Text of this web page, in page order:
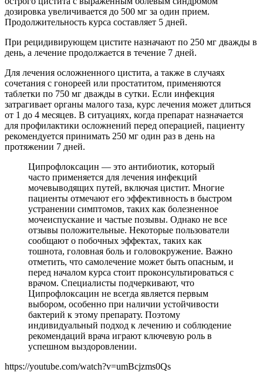
дозировка увеличивается до 500 мг за один прием.
Продолжительность курса составляет 5 дней.
При рецидивирующем цистите назначают по 250 мг дважды в
день, а лечение продолжается в течение 7 дней.
Для лечения осложненного цистита, а также в случаях
сочетания с гонореей или простатитом, применяются
таблетки по 750 мг дважды в сутки. Если инфекция
затрагивает органы малого таза, курс лечения может длиться
от 1 до 4 месяцев. В ситуациях, когда препарат назначается
для профилактики осложнений перед операцией, пациенту
рекомендуется принимать 250 мг один раз в день на
протяжении 7 дней.
Ципрофлоксацин — это антибиотик, который
часто применяется для лечения инфекций
мочевыводящих путей, включая цистит. Многие
пациенты отмечают его эффективность в быстром
устранении симптомов, таких как болезненное
мочеиспускание и частые позывы. Однако не все
отзывы положительные. Некоторые пользователи
сообщают о побочных эффектах, таких как
тошнота, головная боль и головокружение. Важно
отметить, что самолечение может быть опасным, и
перед началом курса стоит проконсультироваться с
врачом. Специалисты подчеркивают, что
Ципрофлоксацин не всегда является первым
выбором, особенно при наличии устойчивости
бактерий к этому препарату. Поэтому
индивидуальный подход к лечению и соблюдение
рекомендаций врача играют ключевую роль в
успешном выздоровлении.
https://youtube.com/watch?v=umBcjzms0Qs